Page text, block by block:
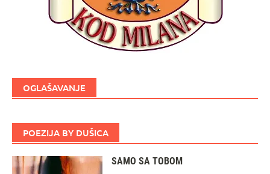
OGLAŠAVANJE
POEZIJA BY DUŠICA
SAMO SA TOBOM